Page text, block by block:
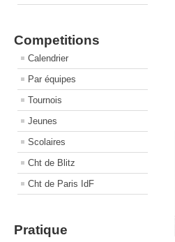
Competitions
Calendrier
Par équipes
Tournois
Jeunes
Scolaires
Cht de Blitz
Cht de Paris IdF
Pratique